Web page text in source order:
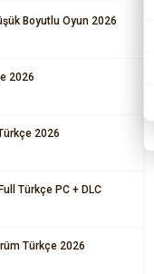
Boyutlu Oyun 2026
2026
2026
Türkçe PC + DLC
Türkçe 2026